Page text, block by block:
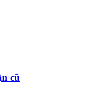
cũ